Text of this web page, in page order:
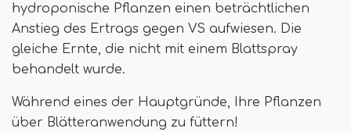
hydroponische Pflanzen einen beträchtlichen
Anstieg des Ertrags gegen VS aufwiesen. Die
gleiche Ernte, die nicht mit einem Blattspray
behandelt wurde.
Während eines der Hauptgründe, Ihre Pflanzen
über Blätteranwendung zu füttern!